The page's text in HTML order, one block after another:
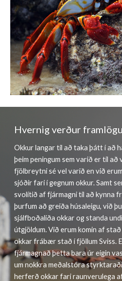
Hvernig verður
Okkur langar til að taka þátt í að
þeim peningum sem varið er til
fjölbreytni sé vel varið en við
sjóðir fari í gegnum okkur. Samt
svolítið af fjármagni til að kynna
þurfum að greiða húsaleigu, við
sjálfboðaliða okkar og standa
útgjöldum. Við erum komin af
okkar frábær stað í fjöllum Sviss.
fjármagnað þetta bara úr eigin
um nokkra meðalstóra
herferð okkar fari raunverulega